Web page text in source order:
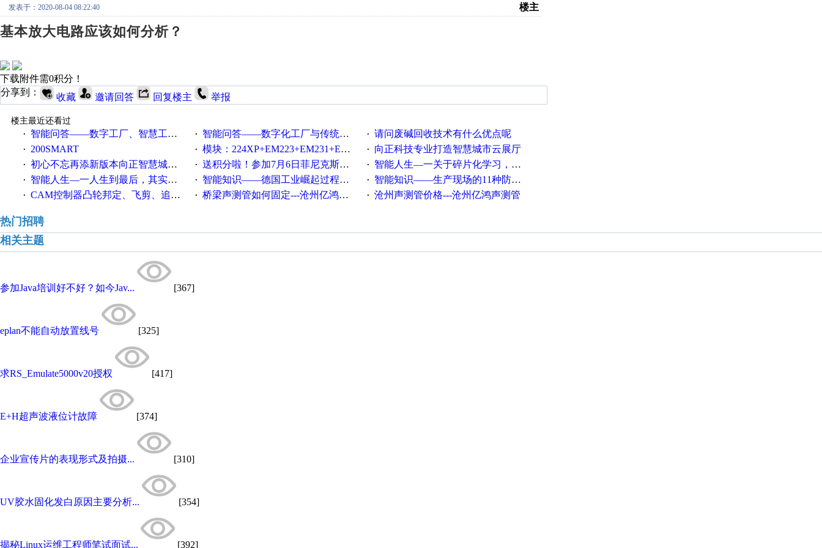
发表于：2020-08-04 08:22:40 楼主
基本放大电路应该如何分析？
下载附件需0积分！
分享到：
收藏 邀请回答 回复楼主 举报
楼主最近还看过
·
智能问答——数字工厂、智慧工厂和智能制造三者的区别是什么？ · 智能问答——数字化工厂与传统工厂的差别体现在哪里？ · 请问废碱回收技术有什么优点呢
· 200SMART · 模块：224XP+EM223+EM231+EM235+EM232+EM232怎么用以太网通讯？ · 向正科技专业打造智慧城市云展厅
· 初心不忘再添新版本向正智慧城市云展厅3.0版亮相 · 送积分啦！参加7月6日菲尼克斯在线研讨会即得 · 智能人生—一关于碎片化学习，看这一篇就够了！
· 智能人生—一人生到最后，其实拼的都是人品 · 智能知识——德国工业崛起过程中不得不提的10个关键词 · 智能知识——生产现场的11种防错！(1)
· CAM控制器凸轮邦定、飞剪、追剪等C功能块 · 桥梁声测管如何固定---沧州亿鸿声测管 · 沧州声测管价格---沧州亿鸿声测管​
热门招聘
相关主题
参加Java培训好不好？如今Jav... [367]
eplan不能自动放置线号 [325]
求RS_Emulate5000v20授权 [417]
E+H超声波液位计故障 [374]
企业宣传片的表现形式及拍摄... [310]
UV胶水固化发白原因主要分析... [354]
揭秘Linux运维工程师笔试面试... [392]